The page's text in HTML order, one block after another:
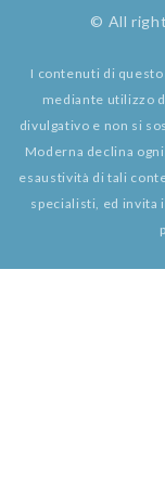
© All
I contenuti di
mediante utilizzo
divulgativo e non si
Moderna declina
esaustività di tali
specialisti, ed invita